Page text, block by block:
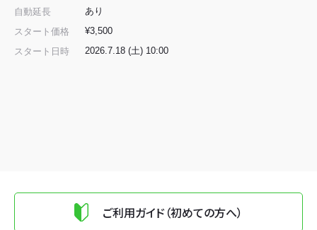
自動延長
あり
スタート価格
¥3,500
スタート日時
2026.7.18 (土) 10:00
ご利用ガイド（初めての方へ）